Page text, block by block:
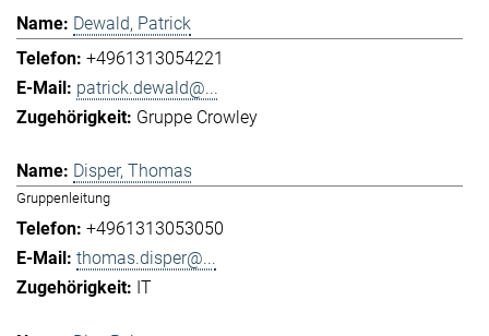
Dewald, Patrick
+4961313054221
patrick.dewald@...
Gruppe Crowley
Disper, Thomas
Gruppenleitung
+4961313053050
thomas.disper@...
IT